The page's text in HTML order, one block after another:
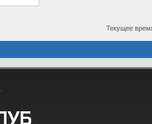
Текущее